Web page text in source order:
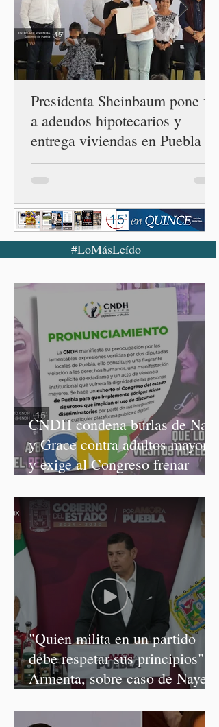
los gobiernos, llegan por
un partido, llegan por otro
— es importante que México
tenga relaciones
diplomáticas con el mu
Presidenta Sheinbaum pone fin
a adeudos hipotecarios y
entrega viviendas en Puebla
#LoMásLeído
CNDH condena burlas de Nay
y Grace contra adultos mayores
y exige al Congreso frenar
"Quien milita en un partido
debe respetar sus principios":
Armenta, sobre caso de Nayeli